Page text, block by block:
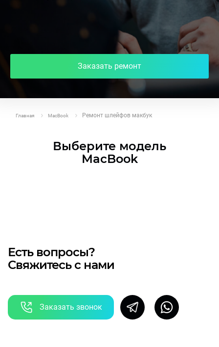
Заказать ремонт
Главная MacBook Ремонт шлейфов макбук
Выберите модель
MacBook
Есть вопросы?
Свяжитесь с нами
Заказать звонок